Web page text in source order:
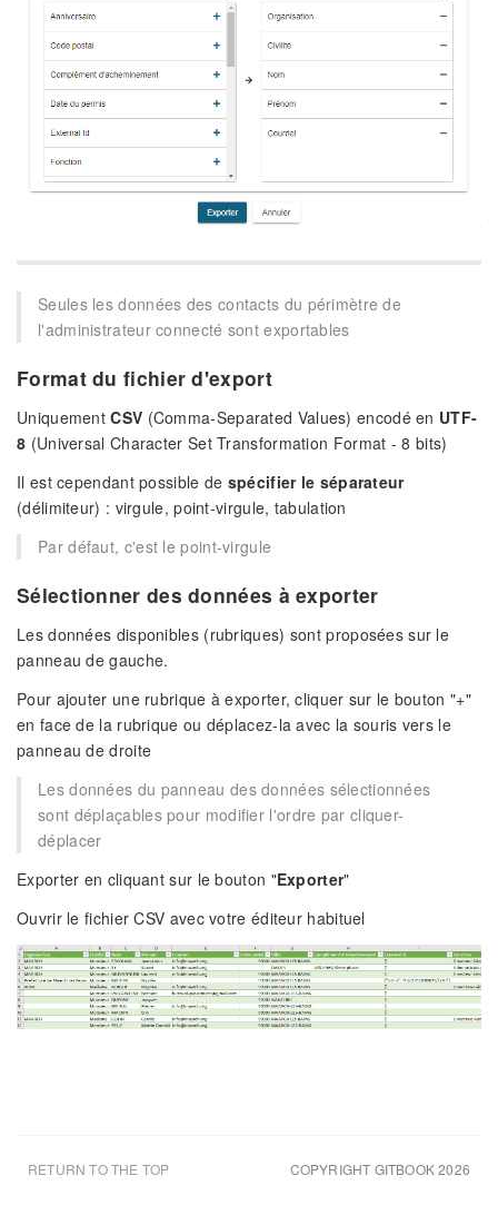
Seules les données des contacts du périmètre de
l'administrateur connecté sont exportables
Format du fichier d'export
UniquementCSV (Comma-Separated Values) encodé en UTF-
8 (Universal Character Set Transformation Format - 8 bits)
Il est cependant possible de spécifier le séparateur
(délimiteur) : virgule, point-virgule, tabulation
Par défaut, c'est le point-virgule
Sélectionner des données à exporter
Les données disponibles (rubriques) sont proposées sur le
panneau de gauche.
Pour ajouter une rubrique à exporter, cliquer sur le bouton "+"
en face de la rubrique ou déplacez-la avec la souris vers le
panneau de droite
Les données du panneau des données sélectionnées
sont déplaçables pour modifier l'ordre par cliquer-
déplacer
Exporter en cliquant sur le bouton "Exporter"
Ouvrir le fichier CSV avec votre éditeur habituel
COPYRIGHT GITBOOK 2026
RETURN TO THE TOP